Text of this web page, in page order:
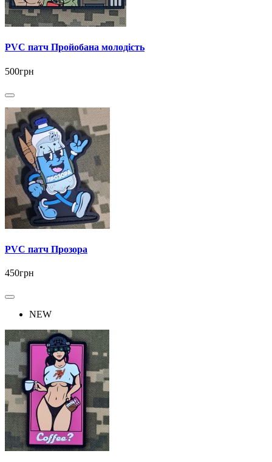
PVC патч Пройобана молодість
500грн
PVC патч Прозора
450грн
NEW